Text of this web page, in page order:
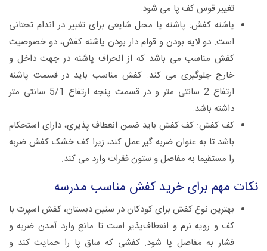
تغییر قوس کف پا می شود.
پاشنه کفش: پاشنه پا محل شایعی برای تغییر در اندام تحتانی
است. دو لایه بودن و قوام دار بودن پاشنه کفش، دو خصوصیت
کفش مناسب می باشد که از انحراف پاشنه در جهت داخل و
خارج جلوگیری می کند. کفش مناسب باید در قسمت پاشنه
ارتفاع 2 سانتی متر و در قسمت پنجه ارتفاع 5/1 سانتی متر
داشته باشد.
کف کفش: کف کفش باید ضمن انعطاف پذیری، دارای استحکام
باشد تا به عنوان ضربه گیر عمل کند، زیرا کف خشک کفش ضربه
را مستقیما به مفاصل و ستون فقرات وارد می کند.
نکات مهم برای خرید کفش مناسب مدرسه
بهترین نوع کفش برای کودکان در سنین دبستان، کفش اسپرت با
کف و رویه نرم و انعطاف‌پذیر است تا مانع وارد آمدن ضربه و
فشار به مفاصل پا شود. کفشی که ساق پا را حمایت کند و